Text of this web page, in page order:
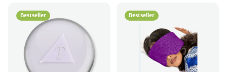
Bestseller Bestseller